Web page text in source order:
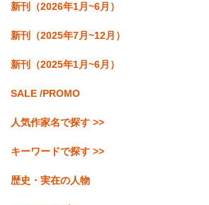
新刊（2026年1月~6月）
新刊（2025年7月~12月）
新刊（2025年1月~6月）
SALE /PROMO
人気作家名で探す >>
キーワードで探す >>
歴史・実在の人物